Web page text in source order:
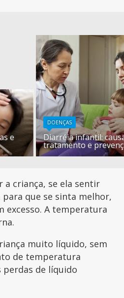
e
DOENÇAS
Diarréia infantil:
tratamento e
a criança, se ela sentir
que se sinta melhor,
excesso. A temperatura
muito líquido, sem
de temperatura
de líquido